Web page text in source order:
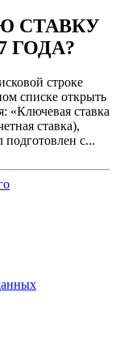
СТАВКУ
ГОДА?
строке
списке открыть
«Ключевая ставка
ставка),
с...